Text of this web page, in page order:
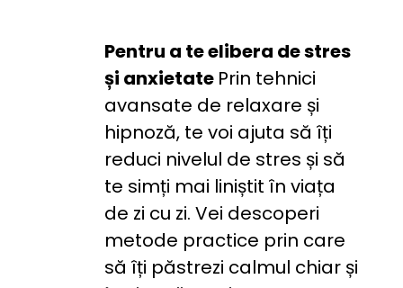
Pentru a te elibera de stres
și anxietate Prin tehnici
avansate de relaxare și
hipnoză, te voi ajuta să îți
reduci nivelul de stres și să
te simți mai liniștit în viața
de zi cu zi. Vei descoperi
metode practice prin care
să îți păstrezi calmul chiar și